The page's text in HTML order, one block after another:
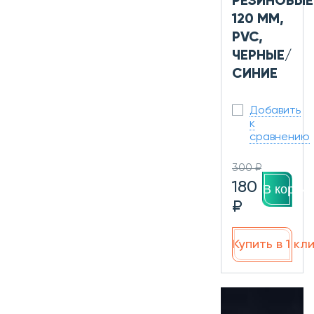
120 ММ,
PVC,
ЧЕРНЫЕ/
СИНИЕ
Добавить
к
сравнению
300 ₽
180
₽
В
Купить в 1